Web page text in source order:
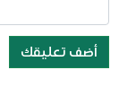
أضف تعليقك